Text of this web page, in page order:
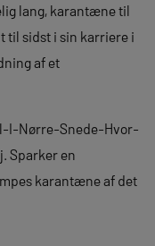
lang, karantæne til
til sidst i sin karriere i
af et
I-Nørre-Snede-Hvor-
Sparker en
karantæne af det